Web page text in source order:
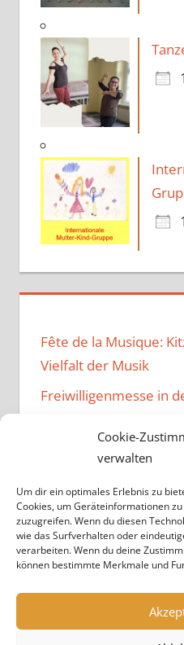
Cookie-
verwalten
Um dir ein optimales Erlebnis zu
Cookies, um Geräteinformationen
zuzugreifen. Wenn du diesen
wie das Surfverhalten oder
verarbeiten. Wenn du deine
können bestimmte Merkmale und
Fête de la Musique:
Vielfalt der Musik
Freiwilligenmesse in
Bürgerzentrum
Bürgerzentrum
Projekt „Brandheiß“